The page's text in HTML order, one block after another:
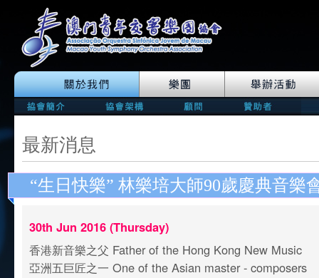
最新消息
“生日快樂” 林樂培大師90歲慶典音樂
30th Jun 2016 (Thursday)
香港新音樂之父 Father of the Hong Kong New Music
亞洲五巨匠之一 One of the Asian master - composers